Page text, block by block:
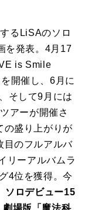
るLiSAのソロ
を発表。4月17
is Smile
開催し、6月に
そして9月には
アーが開催さ
の盛り上がりが
目のフルアルバ
リーアルバムラ
4位を獲得。今
ソロデビュー15